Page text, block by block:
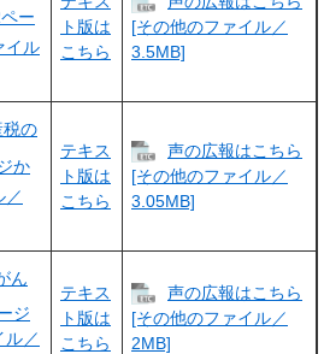
ー
イル
ト版は
こちら
[その他のファイル／
3.5MB]
税の
か
／
テキス
ト版は
こちら
声の広報はこちら
[その他のファイル／
3.05MB]
ん
ジ
ル／
テキス
ト版は
こちら
声の広報はこちら
[その他のファイル／
2MB]